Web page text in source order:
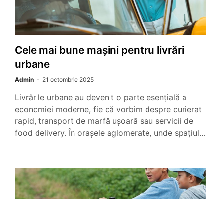
Cele mai bune mașini pentru livrări
urbane
Admin 21 octombrie 2025
Livrările urbane au devenit o parte esențială a
economiei moderne, fie că vorbim despre curierat
rapid, transport de marfă ușoară sau servicii de
food delivery. În orașele aglomerate, unde spațiul…